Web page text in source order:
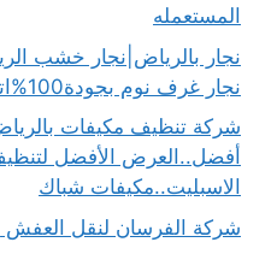
المستعمله
نجار غرف نوم بجودة100%اتصل بنا
شركة تنظيف مكيفات
أفضل..العرض الأفضل
الاسبليت..مكيفات شباك
شركة الفرسان لنقل العفش